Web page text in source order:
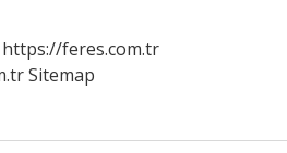
https://feres.com.tr
Sitemap